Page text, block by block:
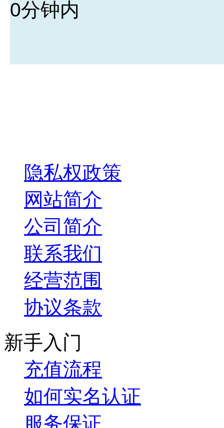
0分钟内
隐私权政策
网站简介
公司简介
联系我们
经营范围
协议条款
新手入门
充值流程
如何实名认证
服务保证